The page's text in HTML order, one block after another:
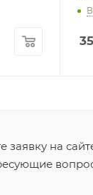
заявку на